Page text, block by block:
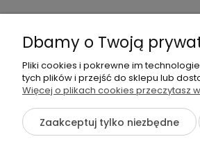
Dbamy o Twoją
Pliki cookies i pokrewne im
tych plików i przejść do sklepu lub
Więcej o plikach cookies przeczytasz
Zaakceptuj tylko niezbędne